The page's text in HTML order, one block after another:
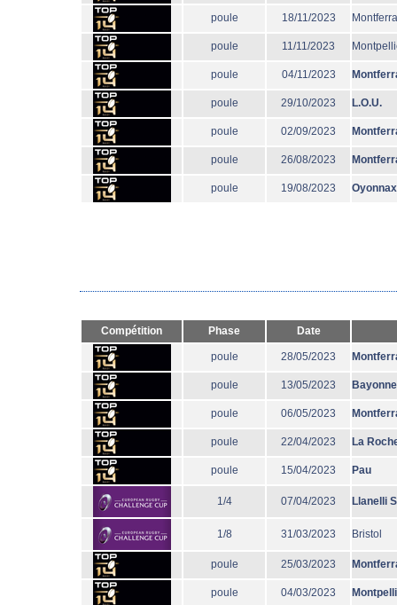
poule 18/11/2023
poule 11/11/2023
poule 04/11/2023
poule 29/10/2023 L.O.U.
poule 02/09/2023
poule 26/08/2023
poule 19/08/2023 Oyonnax
Compétition Phase Date
poule 28/05/2023
poule 13/05/2023 Bayonne
poule 06/05/2023
poule 22/04/2023 La
poule 15/04/2023 Pau
1/4 07/04/2023 Llanelli
1/8 31/03/2023 Bristol
poule 25/03/2023
poule 04/03/2023